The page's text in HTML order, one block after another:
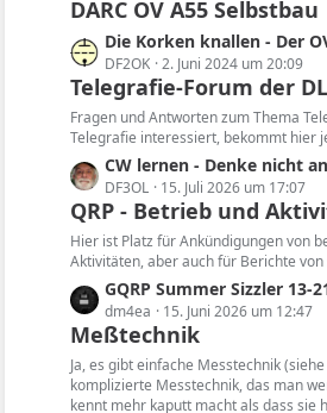
e
t
r
ä
g
e
t
z
t
e
B
e
t
r
ä
g
e
DARC OV A55 Selbstbau
L
e
t
z
t
e
B
e
i
t
ä
g
e
Die Korken knallen - Der OV Selbstbau
DF2OK 2. Juni 2024 um 20:09
Telegrafie-Forum der
Fragen und Antworten zum Thema
Telegrafie interessiert, bekommt hier
L
e
t
z
t
e
B
e
i
t
r
CW lernen - Denke nicht
DF3OL 15. Juli 2026 um 17:07
QRP - Betrieb und
Hier ist Platz für Ankündigungen von
Aktivitäten, aber auch für Berichte von
L
e
t
z
t
e
GQRP Summer Sizzler 13-
dm4ea 15. Juni 2026 um 12:47
Meßtechnik
Ja, es gibt einfache Messtechnik
komplizierte Messtechnik, das man
kennt mehr kaputt macht als dass sie